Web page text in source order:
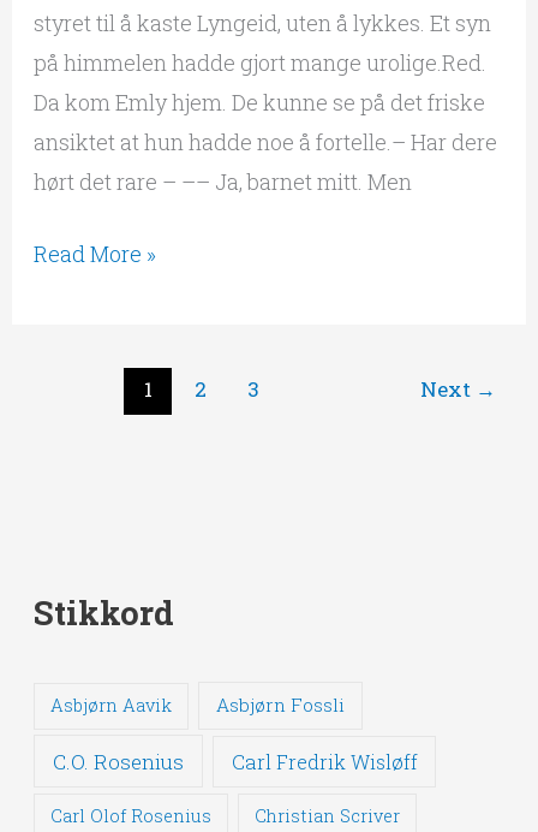
styret til å kaste Lyngeid, uten å lykkes. Et syn
på himmelen hadde gjort mange urolige.Red.
Da kom Emly hjem. De kunne se på det friske
ansiktet at hun hadde noe å fortelle.– Har dere
hørt det rare – –– Ja, barnet mitt. Men
Read More »
1 2 3 Next →
Stikkord
Asbjørn Aavik Asbjørn Fossli
C.O. Rosenius Carl Fredrik Wisløff
Carl Olof Rosenius Christian Scriver